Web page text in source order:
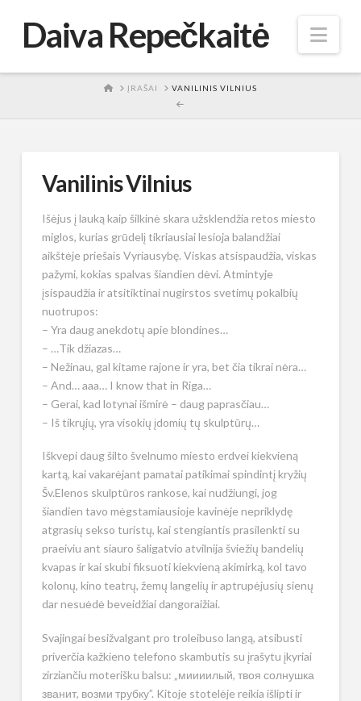
Daiva Repečkaitė
HOMEĮRAŠAI VANILINIS VILNIUS
Vanilinis Vilnius
Išėjus į lauką kaip šilkinė skara užsklendžia retos miesto
miglos, kurias grūdelį tikriausiai lesioja balandžiai
aikštėje priešais Vyriausybę. Viskas atsispaudžia, viskas
pažymi, kokias spalvas šiandien dėvi. Atmintyje
įsispaudžia ir atsitiktinai nugirstos svetimų pokalbių
nuotrupos:
– Yra daug anekdotų apie blondines…
– …Tik džiazas…
– Nežinau, gal kitame rajone ir yra, bet čia tikrai nėra…
– And… aaa… I know that in Riga…
– Gerai, kad lotynai išmirė – daug paprasčiau…
– Iš tikrųjų, yra visokių įdomių tų skulptūrų…
Iškvepi daug šilto švelnumo miesto erdvei kiekvieną
kartą, kai vakarėjant pamatai patikimai spindintį kryžių
Šv.Elenos skulptūros rankose, kai nudžiungi, jog
šiandien tavo mėgstamiausioje kavinėje nepriklydę
atgrasių sekso turistų, kai stengiantis prasilenkti su
praeiviu ant siauro šaligatvio atvilnija šviežių bandelių
kvapas ir kai skubi fiksuoti kiekvieną akimirką, kol tavo
kolonų, kino teatrų, žemų langelių ir aptrupėjusių sienų
dar nesuėdė beveidžiai dangoraižiai.
Svajingai besižvalgant pro troleibuso langą, atsibusti
priverčia kažkieno telefono skambutis su įrašytu įkyriai
zirziančiu moterišku balsu: „миииилый, твоя солнушка
званит, возми трубку”. Kitoje stotelėje reikia išlipti ir